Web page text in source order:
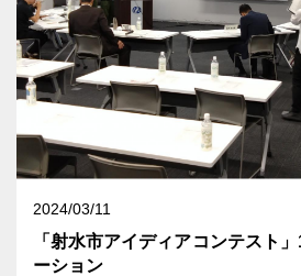
2024/03/11
「射水市アイディアコンテスト
ーション